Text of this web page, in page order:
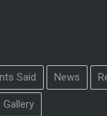
Said News
Gallery